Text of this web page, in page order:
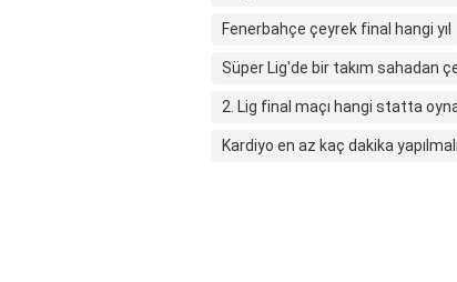
Fenerbahçe çeyrek final hangi yıl
Süper Lig'de bir takım sahadan
2. Lig final maçı hangi statta
Kardiyo en az kaç dakika yapılmalı